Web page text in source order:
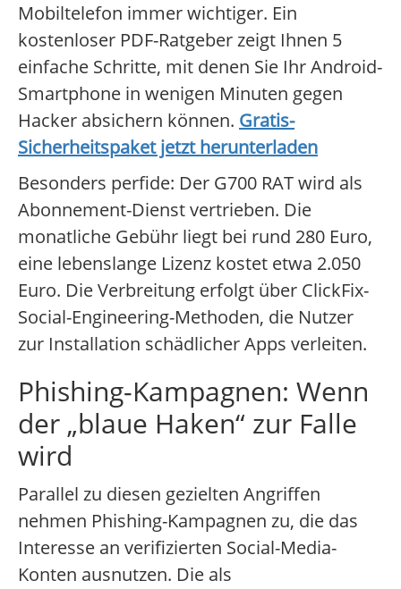
Mobiltelefon immer wichtiger. Ein
kostenloser PDF-Ratgeber zeigt Ihnen 5
einfache Schritte, mit denen Sie Ihr Android-
Smartphone in wenigen Minuten gegen
Hacker absichern können. Gratis-
Sicherheitspaket jetzt herunterladen
Besonders perfide: Der G700 RAT wird als
Abonnement-Dienst vertrieben. Die
monatliche Gebühr liegt bei rund 280 Euro,
eine lebenslange Lizenz kostet etwa 2.050
Euro. Die Verbreitung erfolgt über ClickFix-
Social-Engineering-Methoden, die Nutzer
zur Installation schädlicher Apps verleiten.
Phishing-Kampagnen: Wenn
der „blaue Haken“ zur Falle
wird
Parallel zu diesen gezielten Angriffen
nehmen Phishing-Kampagnen zu, die das
Interesse an verifizierten Social-Media-
Konten ausnutzen. Die als